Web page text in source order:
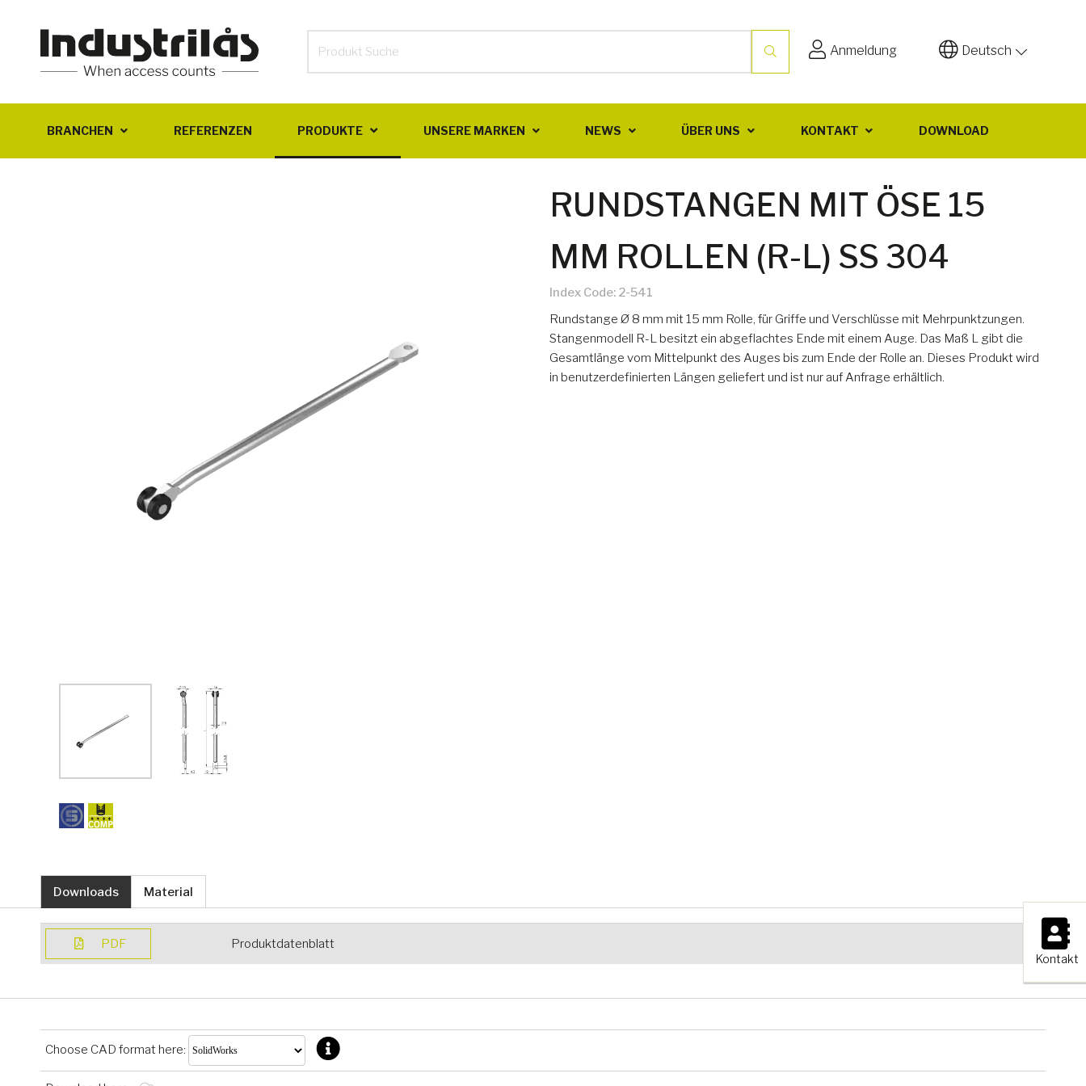
Anmeldung Deutsch
BRANCHEN REFERENZEN PRODUKTE UNSERE MARKEN NEWS ÜBER UNS KONTAKT DOWNLOAD
×
Kontakt
RUNDSTANGEN MIT ÖSE 15
MM ROLLEN (R-L) SS 304
Index Code: 2-541
Rundstange Ø 8 mm mit 15 mm Rolle, für Griffe und Verschlüsse mit Mehrpunktzungen.
Stangenmodell R-L besitzt ein abgeflachtes Ende mit einem Auge. Das Maß L gibt die
Gesamtlänge vom Mittelpunkt des Auges bis zum Ende der Rolle an. Dieses Produkt wird
in benutzerdefinierten Längen geliefert und ist nur auf Anfrage erhältlich.
Downloads Material
PDF Produktdatenblatt
Choose CAD format here: